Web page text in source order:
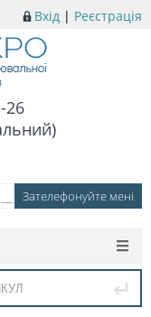
Вхід | Реєстрація
26